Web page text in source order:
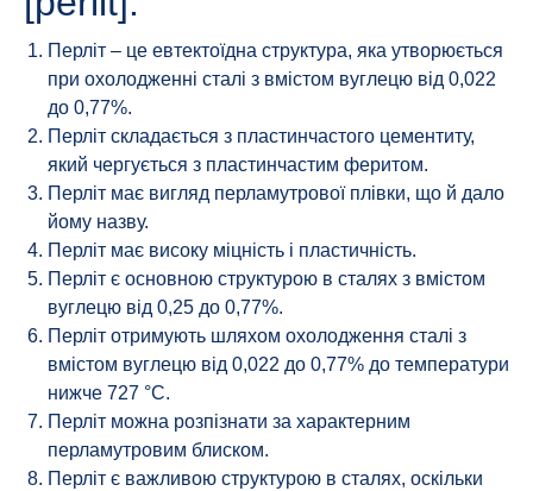
Перліт – це евтектоїдна структура, яка утворюється
при охолодженні сталі з вмістом вуглецю від 0,022
до 0,77%.
Перліт складається з пластинчастого цементиту,
який чергується з пластинчастим феритом.
Перліт має вигляд перламутрової плівки, що й дало
йому назву.
Перліт має високу міцність і пластичність.
Перліт є основною структурою в сталях з вмістом
вуглецю від 0,25 до 0,77%.
Перліт отримують шляхом охолодження сталі з
вмістом вуглецю від 0,022 до 0,77% до температури
нижче 727 °C.
Перліт можна розпізнати за характерним
перламутровим блиском.
Перліт є важливою структурою в сталях, оскільки